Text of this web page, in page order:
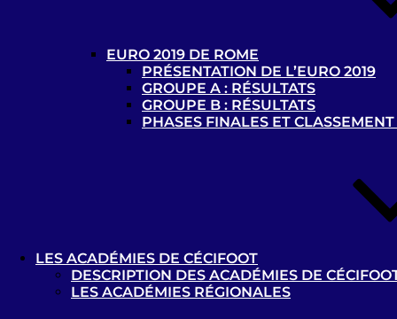
EURO 2019 DE ROME
PRÉSENTATION DE L’EURO 2019
GROUPE A : RÉSULTATS
GROUPE B : RÉSULTATS
PHASES FINALES ET
LES ACADÉMIES DE CÉCIFOOT
DESCRIPTION DES ACADÉMIES DE
LES ACADÉMIES RÉGIONALES
cécifoot 2023/2024 : les calendriers
B1 et B2/B3 disponibles !
22 octobre 2023